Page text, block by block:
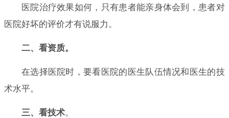
医院治疗效果如何，只有患者能亲身体会到，患者对
医院好坏的评价才有说服力。
二、看资质。
在选择医院时，要看医院的医生队伍情况和医生的技
术水平。
三、看技术。